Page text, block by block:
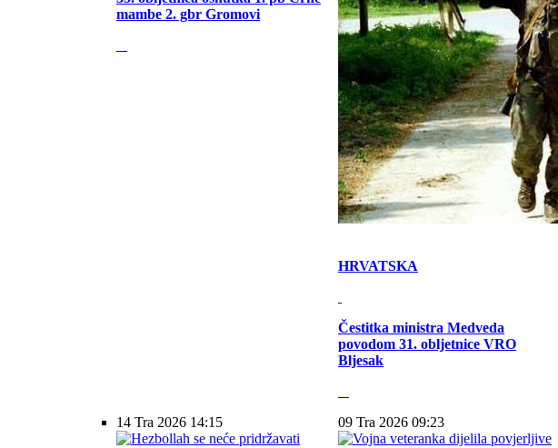
mambe 2. gbr Gromovi
HRVATSKA
Čestitka ministra Medveda
povodom 31. obljetnice VRO
Bljesak
14 Tra 2026 14:15 09 Tra 2026 09:23